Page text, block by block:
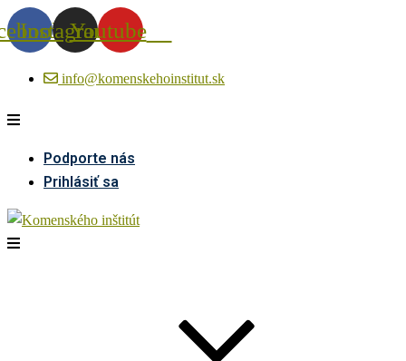
Instagram
Youtube
info@komenskehoinstitut.sk
Podporte nás
Prihlásiť sa